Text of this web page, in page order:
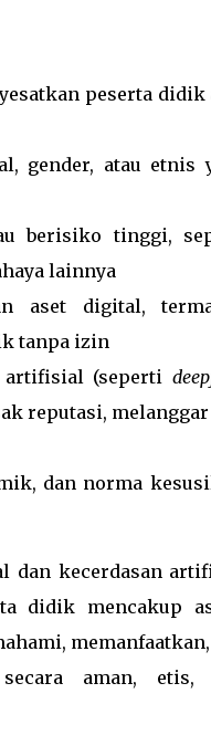
peserta didik
gender, atau etnis
berisiko tinggi,
lainnya
aset digital,
tanpa izin
artifisial (seperti
reputasi,
dan norma
dan kecerdasan
didik mencakup
aman, etis,